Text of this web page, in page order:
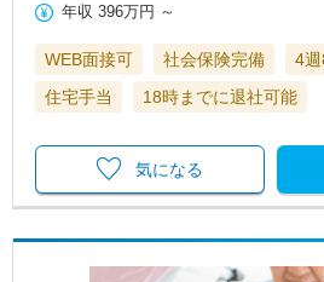
年収 396万円 ～
WEB面接可 社会保険完備 4
住宅手当
18時までに退社可能
気になる